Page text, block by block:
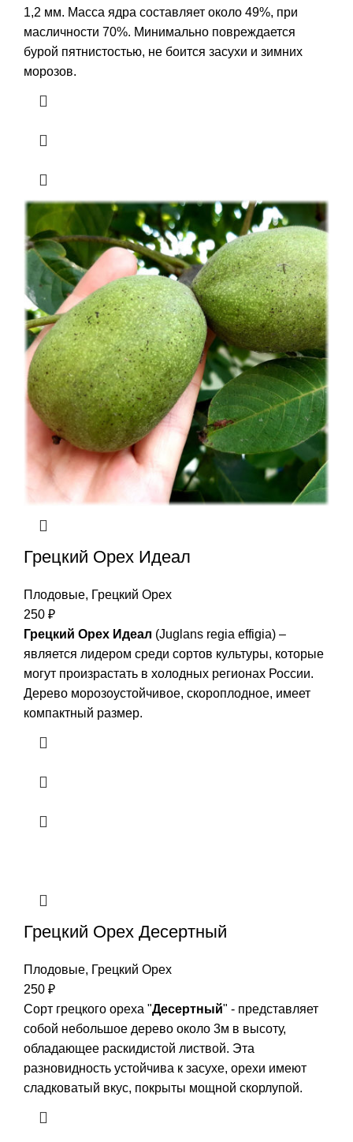
1,2 мм. Масса ядра составляет около 49%, при
масличности 70%. Минимально повреждается
бурой пятнистостью, не боится засухи и зимних
морозов.
Грецкий Орех Идеал
Плодовые, Грецкий Орех
250 ₽
Грецкий Орех Идеал (Juglans regia effigia) –
является лидером среди сортов культуры, которые
могут произрастать в холодных регионах России.
Дерево морозоустойчивое, скороплодное, имеет
компактный размер.
Грецкий Орех Десертный
Плодовые, Грецкий Орех
250 ₽
Сорт грецкого ореха "Десертный" - представляет
собой небольшое дерево около 3м в высоту,
обладающее раскидистой листвой. Эта
разновидность устойчива к засухе, орехи имеют
сладковатый вкус, покрыты мощной скорлупой.